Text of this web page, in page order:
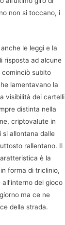
non si toccano, i
le leggi e la
risposta ad alcune
cominciò subito
lamentavano la
visibilità dei cartelli
distinta nella
criptovalute in
si allontana dalle
rallentano. Il
è la
forma di triclinio,
del gioco
ma ce ne
della strada.